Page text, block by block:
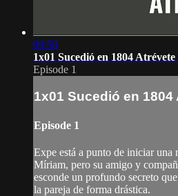
09:58
1x01 Sucedió en 1804
Episode 1
1x01 Sucedió en 1804
Episode 1
Expe está a punto de iniciar una
Míriam, pero su amigo y
esconde un profundo secreto
la pareja de forma drástica.